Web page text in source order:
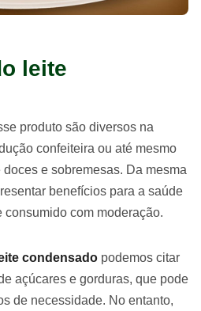
leite
produto são diversos na
confeiteira ou até mesmo
e sobremesas. Da mesma
benefícios para a saúde
com moderação.
condensado podemos citar
açúcares e gorduras, que pode
de necessidade. No entanto,